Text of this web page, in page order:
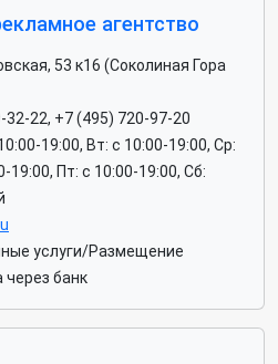
агентство
53 к16 (Соколиная Гора
32-22, +7 (495) 720-97-20
19:00, Вт: c 10:00-19:00, Ср:
19:00, Пт: c 10:00-19:00, Сб:
услуги/Размещение
банк